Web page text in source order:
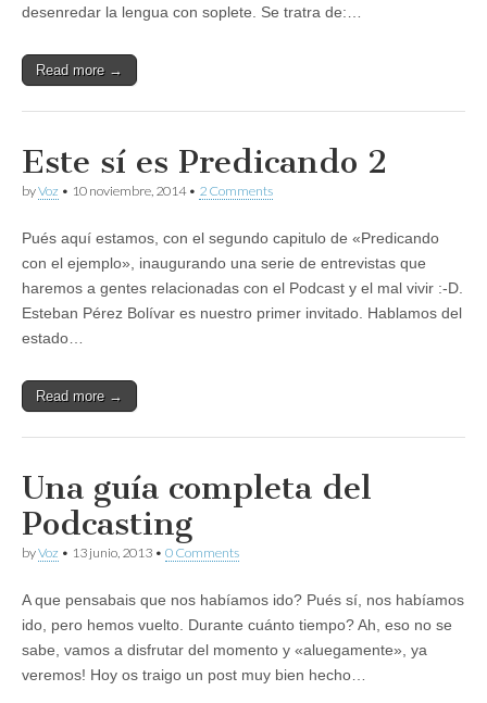
desenredar la lengua con soplete. Se tratra de:…
Read more →
Este sí es Predicando 2
byVoz • 10 noviembre, 2014• 2 Comments
Pués aquí estamos, con el segundo capitulo de «Predicando
con el ejemplo», inaugurando una serie de entrevistas que
haremos a gentes relacionadas con el Podcast y el mal vivir :-D.
Esteban Pérez Bolívar es nuestro primer invitado. Hablamos del
estado…
Read more →
Una guía completa del
Podcasting
byVoz • 13 junio, 2013 • 0 Comments
A que pensabais que nos habíamos ido? Pués sí, nos habíamos
ido, pero hemos vuelto. Durante cuánto tiempo? Ah, eso no se
sabe, vamos a disfrutar del momento y «aluegamente», ya
veremos! Hoy os traigo un post muy bien hecho…